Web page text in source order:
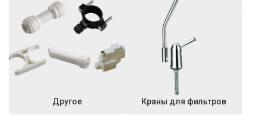
Другое Краны для фильтров